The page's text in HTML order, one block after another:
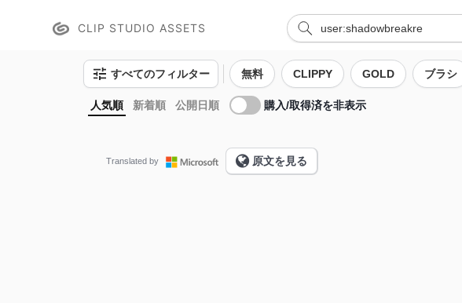
CLIP STUDIO ASSETS
すべてのフィルター 無料 CLIPPY GOLD ブラシ
人気順 新着順 公開日順 購入/取得済を非表示
Translated by 原文を見る